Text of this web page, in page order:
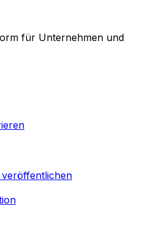
für Unternehmen und